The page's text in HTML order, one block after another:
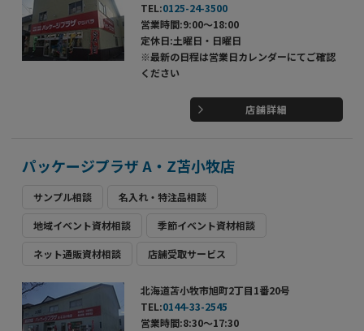
TEL:0125-24-3500
営業時間:9:00～18:00
定休日:土曜日・日曜日
※最新の日程は営業日カレンダーにてご確認
ください
店舗詳細
パッケージプラザ A・Z苫小牧店
サンプル相談 名入れ・特注品相談
地域イベント資材相談 季節イベント資材相談
ネット通販資材相談 店舗受取サービス
北海道苫小牧市旭町2丁目1番20号
TEL:0144-33-2545
営業時間:8:30～17:30